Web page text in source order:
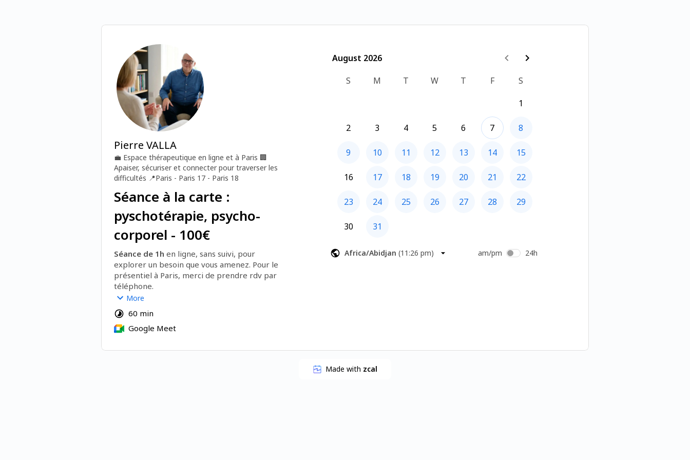
Pierre VALLA
💼 Espace thérapeutique en ligne et à Paris 🏢
Apaiser, sécuriser et connecter pour traverser les
difficultés 📍Paris - Paris 17 - Paris 18
Séance à la carte :
pyschotérapie, psycho-
corporel - 100€
Séance de 1h en ligne, sans suivi, pour
explorer un besoin que vous amenez. Pour le
présentiel à Paris, merci de prendre rdv par
téléphone.
Psychothérapie intégrative
Psychocorporel : Techniques de Havening®,
Modèle polyvagal du sens corporel, autres
More
60 min
Google Meet
August 2026
August 2026
S
M T W T F
S
1
2 3 4 5 6 7 8
9 10 11 12 13 14 15
16 17 18 19 20 21 22
23 24 25 26 27 28 29
30 31
Africa/Abidjan (11:26 pm) am/pm 24h
Made with zcal